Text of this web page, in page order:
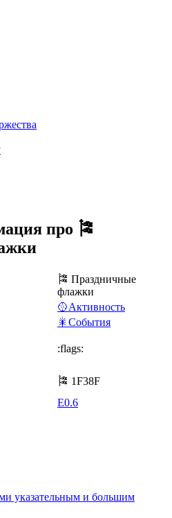
про 🎏
🎏 Праздничные
флажки
🥎Активность
🎇События
:flags:
🎏 1F38F
E0.6
указательным и большим